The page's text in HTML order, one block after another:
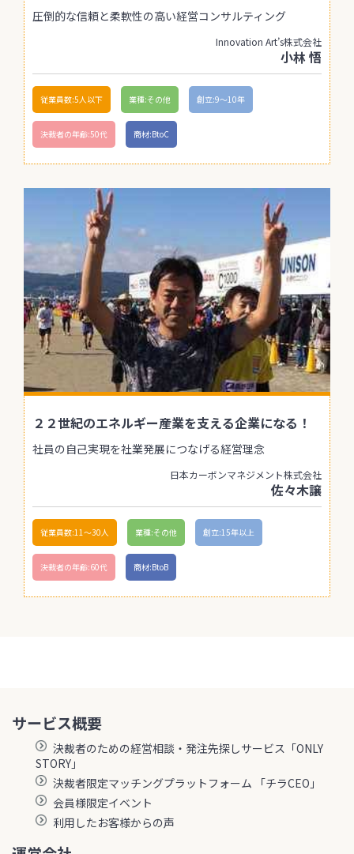
圧倒的な信頼と柔軟性の高い経営コンサルティング
Innovation Art’s株式会社
小林 悟
従業員数:5人以下 業種:その他 創立:9〜10年
決裁者の年齢:50代 商材:BtoC
２２世紀のエネルギー産業を支える企業になる！
社員の自己実現を社業発展につなげる経営理念
日本カーボンマネジメント株式会社
佐々木譲
従業員数:11〜30人 業種:その他 創立:15年以上
決裁者の年齢:60代 商材:BtoB
サービス概要
決裁者のための経営相談・発注先探しサービス「ONLY
STORY」
決裁者限定マッチングプラットフォーム 「チラCEO」
会員様限定イベント
利用したお客様からの声